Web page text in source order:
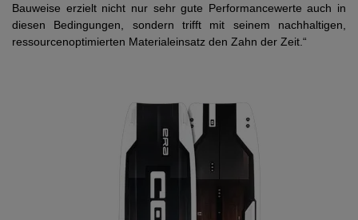
Bauweise erzielt nicht nur sehr gute Performancewerte auch in
diesen Bedingungen, sondern trifft mit seinem nachhaltigen,
ressourcenoptimierten Materialeinsatz den Zahn der Zeit.“